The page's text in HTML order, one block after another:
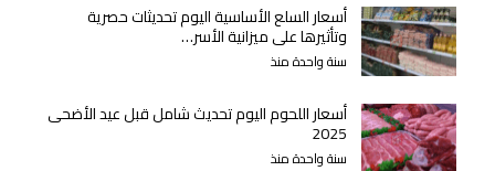
أسعار السلع الأساسية اليوم تحديثات حصرية
وتأثيرها على ميزانية الأسر…
سنة واحدة منذ
أسعار اللحوم اليوم تحديث شامل قبل عيد الأضحى
2025
سنة واحدة منذ